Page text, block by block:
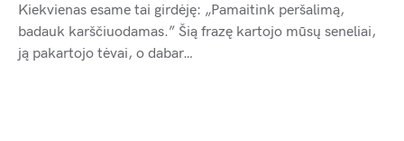
Kiekvienas esame tai girdėję: „Pamaitink peršalimą,
badauk karščiuodamas.” Šią frazę kartojo mūsų seneliai,
ją pakartojo tėvai, o dabar…